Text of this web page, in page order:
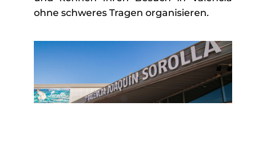
ohne schweres Tragen organisieren.